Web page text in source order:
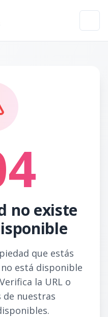
no existe
que estás
está disponible
la URL o
de nuestras